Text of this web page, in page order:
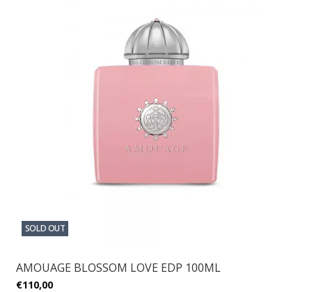
SOLD OUT
AMOUAGE BLOSSOM LOVE EDP 100ML
€110,00